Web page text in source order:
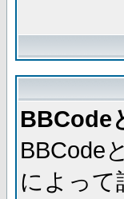
BBCode
BBCode
によって